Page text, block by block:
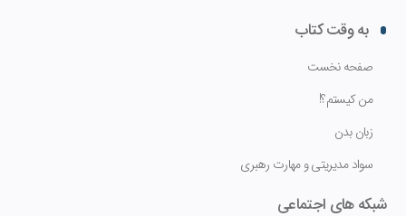
به وقت کتاب
صفحه نخست
من کیستم؟!
زبان بدن
سواد مدیریتی و مهارت رهبری
شبکه های اجتماعی